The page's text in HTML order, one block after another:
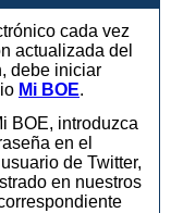
cada vez
actualizada del
debe iniciar
Mi BOE.
BOE, introduzca
en el
de Twitter,
en nuestros